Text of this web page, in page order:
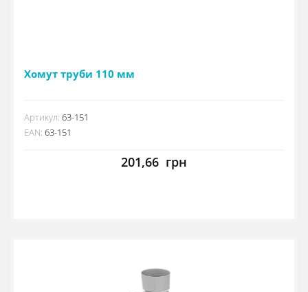
Хомут труби 110 мм
Артикул: 63-151
EAN: 63-151
201,66 грн